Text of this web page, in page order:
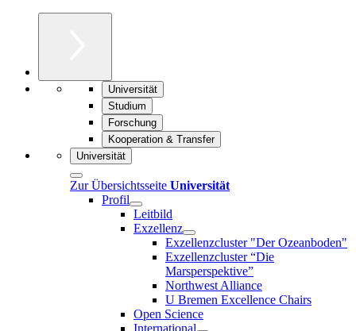
Universität
Studium
Forschung
Kooperation & Transfer
Universität
Zur Übersichtsseite Universität
Profil
Leitbild
Exzellenz
Exzellenzcluster "Der Ozeanboden"
Exzellenzcluster “Die
Marsperspektive”
Northwest Alliance
U Bremen Excellence Chairs
Open Science
International